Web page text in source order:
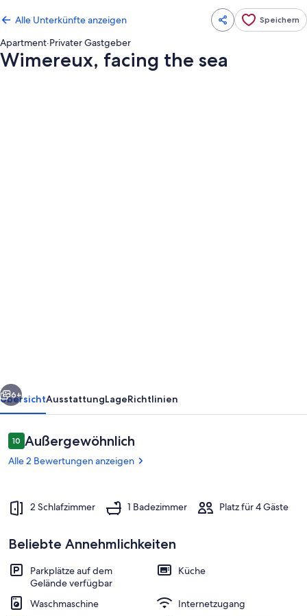
Alle Unterkünfte anzeigen Speichern
Apartment·Privater Gastgeber
Wimereux, facing the sea
Speisen im Freien
Weiter
6+
ÜbersichtAusstattungLageRichtlinien
Bewertungen
1010 von 10.
Außergewöhnlich
Alle 2 Bewertungen anzeigen
2 Schlafzimmer 1 Badezimmer Platz für 4 Gäste
Beliebte Annehmlichkeiten
Parkplätze auf dem
Gelände verfügbar
Küche
Waschmaschine
Internetzugang